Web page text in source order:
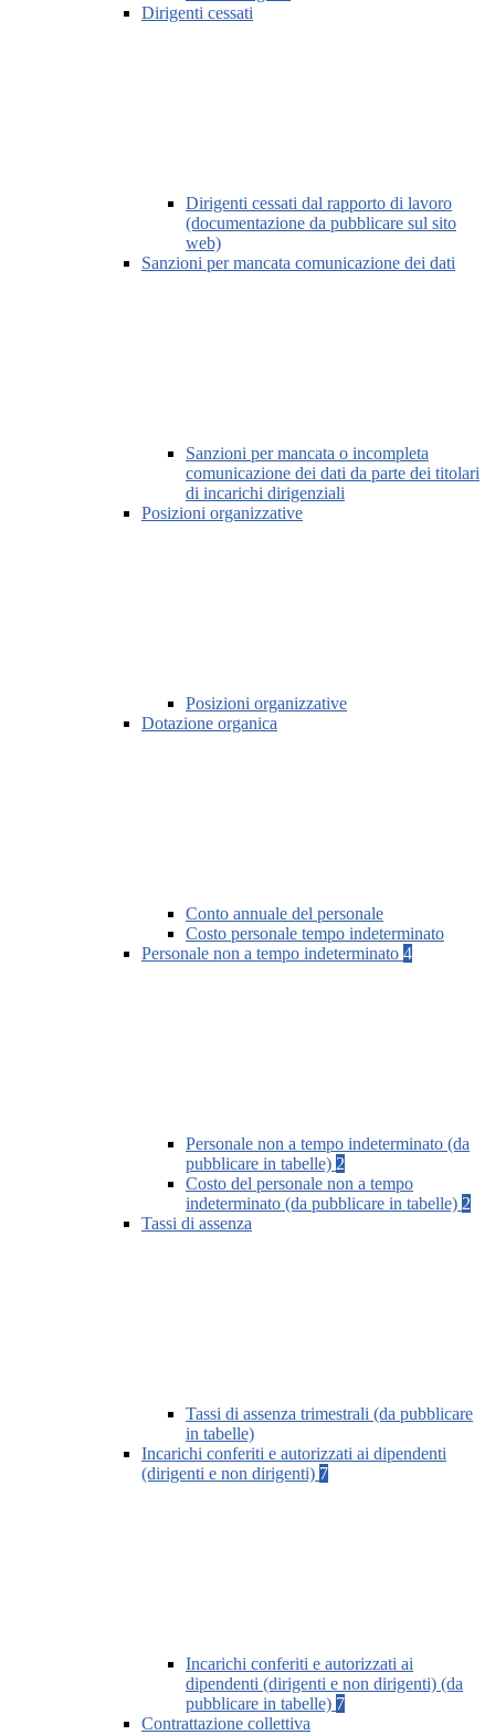
Dirigenti cessati
Dirigenti cessati dal rapporto di lavoro
(documentazione da pubblicare sul sito
web)
Sanzioni per mancata comunicazione dei dati
Sanzioni per mancata o incompleta
comunicazione dei dati da parte dei titolari
di incarichi dirigenziali
Posizioni organizzative
Posizioni organizzative
Dotazione organica
Conto annuale del personale
Costo personale tempo indeterminato
Personale non a tempo indeterminato 4
Personale non a tempo indeterminato (da
pubblicare in tabelle) 2
Costo del personale non a tempo
indeterminato (da pubblicare in tabelle) 2
Tassi di assenza
Tassi di assenza trimestrali (da pubblicare
in tabelle)
Incarichi conferiti e autorizzati ai dipendenti
(dirigenti e non dirigenti) 7
Incarichi conferiti e autorizzati ai
dipendenti (dirigenti e non dirigenti) (da
pubblicare in tabelle) 7
Contrattazione collettiva